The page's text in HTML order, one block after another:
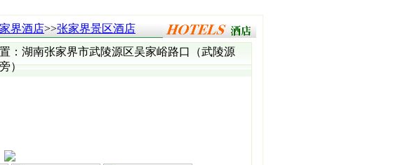
界酒店>>张家界景区酒店
： 湖南张家界市武陵源区吴家峪路口（武陵源
）